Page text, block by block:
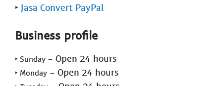
‣ Jasa Convert PayPal
Business profile
‣ Sunday - Open 24 hours
‣ Monday - Open 24 hours